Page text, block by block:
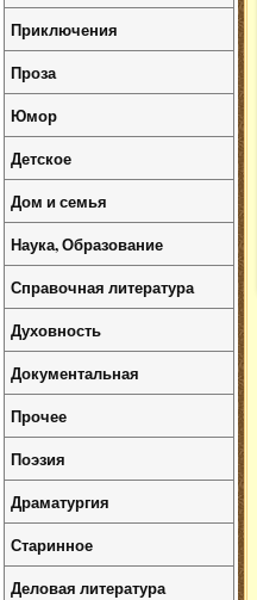
Приключения
Проза
Юмор
Детское
Дом и семья
Наука, Образование
Справочная литература
Духовность
Документальная
Прочее
Поэзия
Драматургия
Старинное
Деловая литература